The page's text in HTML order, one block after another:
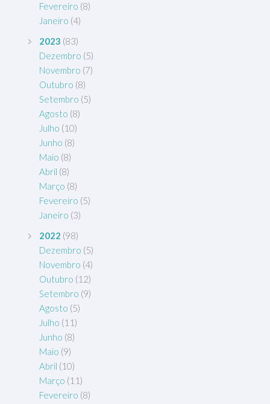
Fevereiro (8)
Janeiro (4)
2023 (83)
Dezembro (5)
Novembro (7)
Outubro (8)
Setembro (5)
Agosto (8)
Julho (10)
Junho (8)
Maio (8)
Abril (8)
Março (8)
Fevereiro (5)
Janeiro (3)
2022 (98)
Dezembro (5)
Novembro (4)
Outubro (12)
Setembro (9)
Agosto (5)
Julho (11)
Junho (8)
Maio (9)
Abril (10)
Março (11)
Fevereiro (8)